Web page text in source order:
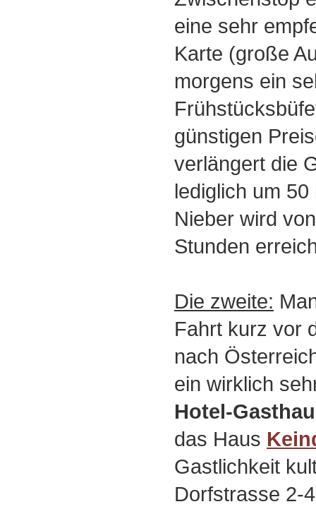
eine sehr
Karte (große
morgens ein
günstigen
verlängert die
lediglich um
Nieber wird
Stunden
Die zweite:
Fahrt kurz vor
nach
ein wirklich
Hotel-
das Haus
Gastlichkeit
Dorfstrasse 2-